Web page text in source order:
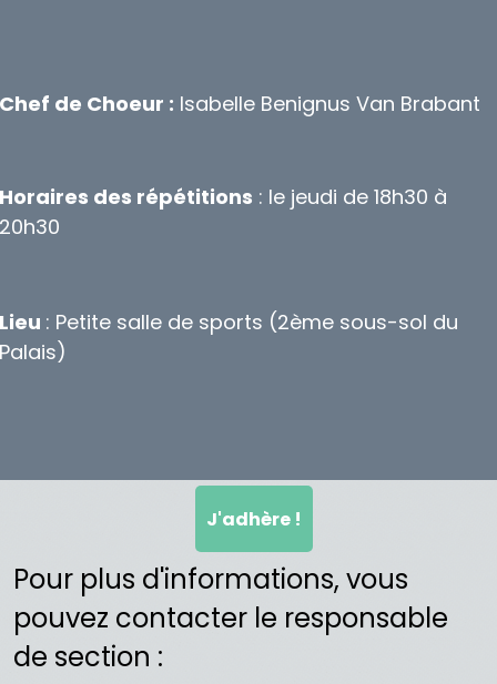
de Choeur : Isabelle Benignus Van Brabant
des répétitions : le jeudi de 18h30 à
: Petite salle de sports (2ème sous-sol du
J'adhère !
Pour plus d'informations, vous
pouvez contacter le responsable
de section :